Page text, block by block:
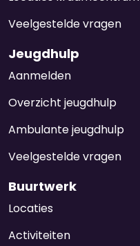
Veelgestelde vragen
Jeugdhulp
Aanmelden
Overzicht jeugdhulp
Ambulante jeugdhulp
Veelgestelde vragen
Buurtwerk
Locaties
Activiteiten